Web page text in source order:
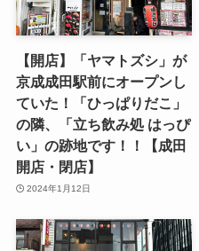
【開店】「ヤマトズシ」が
京成成田駅前にオープンし
ていた！「ひっぱりだこ」
の隣、「立ち飲み処 はっぴ
い」の跡地です！！【成田
開店・閉店】
2024年1月12日